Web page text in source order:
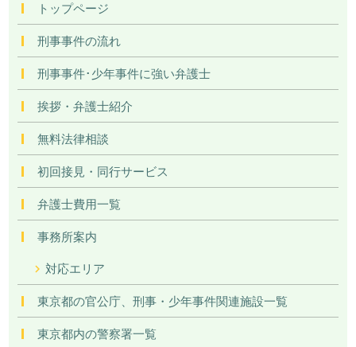
トップページ
刑事事件の流れ
刑事事件･少年事件に強い弁護士
挨拶・弁護士紹介
無料法律相談
初回接見・同行サービス
弁護士費用一覧
事務所案内
対応エリア
東京都の官公庁、刑事・少年事件関連施設一覧
東京都内の警察署一覧